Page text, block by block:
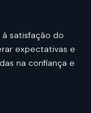
satisfação do
expectativas e
na confiança e